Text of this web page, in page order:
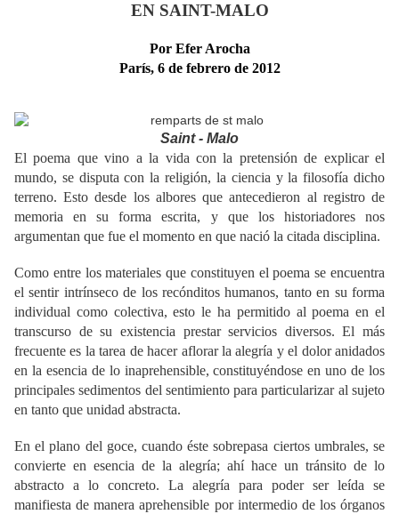
EN SAINT-MALO
Por Efer Arocha
París, 6 de febrero de 2012
Saint - Malo
El poema que vino a la vida con la pretensión de explicar el
mundo, se disputa con la religión, la ciencia y la filosofía dicho
terreno. Esto desde los albores que antecedieron al registro de
memoria en su forma escrita, y que los historiadores nos
argumentan que fue el momento en que nació la citada disciplina.
Como entre los materiales que constituyen el poema se encuentra
el sentir intrínseco de los recónditos humanos, tanto en su forma
individual como colectiva, esto le ha permitido al poema en el
transcurso de su existencia prestar servicios diversos. El más
frecuente es la tarea de hacer aflorar la alegría y el dolor anidados
en la esencia de lo inaprehensible, constituyéndose en uno de los
principales sedimentos del sentimiento para particularizar al sujeto
en tanto que unidad abstracta.
En el plano del goce, cuando éste sobrepasa ciertos umbrales, se
convierte en esencia de la alegría; ahí hace un tránsito de lo
abstracto a lo concreto. La alegría para poder ser leída se
manifiesta de manera aprehensible por intermedio de los órganos